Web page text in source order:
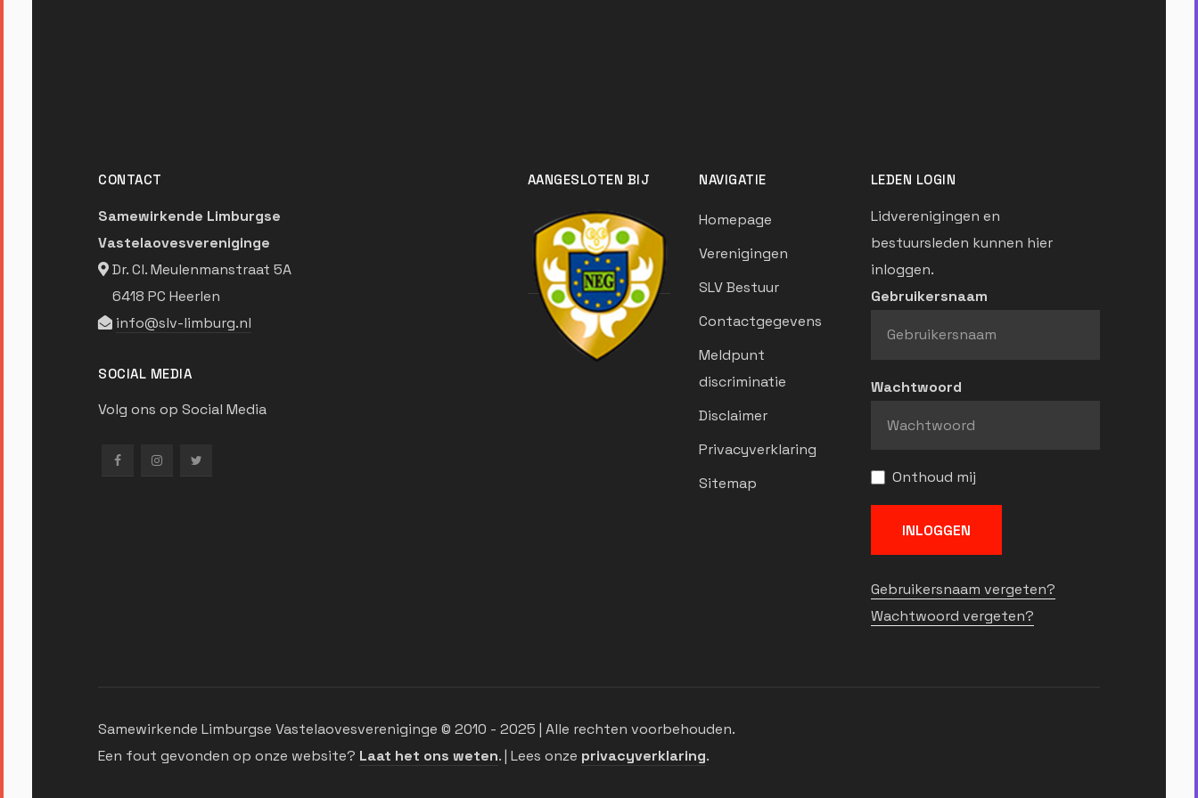
CONTACT
Samewirkende Limburgse
Vastelaovesvereniginge
Dr. Cl. Meulenmanstraat 5A
6418 PC Heerlen
info@slv-limburg.nl
SOCIAL MEDIA
Volg ons op Social Media
AANGESLOTEN BIJ NAVIGATIE
Homepage
Verenigingen
SLV Bestuur
Contactgegevens
Meldpunt
discriminatie
Disclaimer
Privacyverklaring
Sitemap
LEDEN LOGIN
Lidverenigingen en
bestuursleden kunnen hier
inloggen.
Gebruikersnaam
Wachtwoord
Onthoud mij
INLOGGEN
Gebruikersnaam vergeten?
Wachtwoord vergeten?
Samewirkende Limburgse Vastelaovesvereniginge © 2010 - 2025 | Alle rechten voorbehouden.
Een fout gevonden op onze website? Laat het ons weten. | Lees onze privacyverklaring.